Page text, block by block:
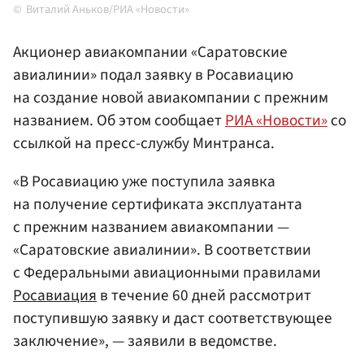
Виталий Аньков/РИА «Новости»
Акционер авиакомпании «Саратовские
авиалинии» подал заявку в Росавиацию
на создание новой авиакомпании с прежним
названием. Об этом сообщаетРИА «Новости»со
ссылкой на пресс-службу Минтранса.
«В Росавиацию уже поступила заявка
на получение сертификата эксплуатанта
с прежним названием авиакомпании —
«Саратовские авиалинии». В соответствии
с Федеральными авиационными правилами
Росавиацияв течение 60 дней рассмотрит
поступившую заявку и даст соответствующее
заключение», — заявили в ведомстве.